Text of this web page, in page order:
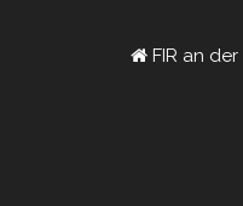
FIR an